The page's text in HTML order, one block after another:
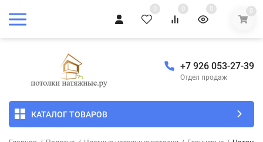
0 0 0 0
+7 926 053-27-39
Отдел продаж
КАТАЛОГ ТОВАРОВ